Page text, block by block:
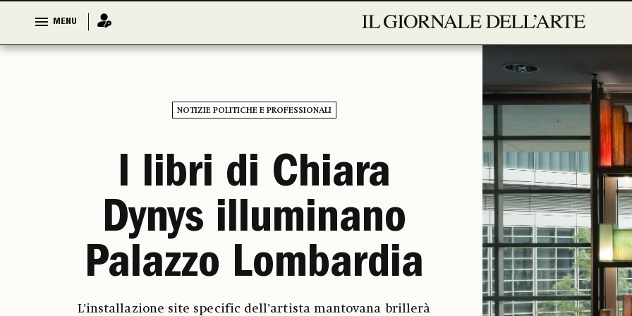
MENU
MENU
NOTIZIE POLITICHE E PROFESSIONALI
I libri di Chiara
Dynys illuminano
Palazzo Lombardia
L’installazione site specific dell’artista mantovana brillerà